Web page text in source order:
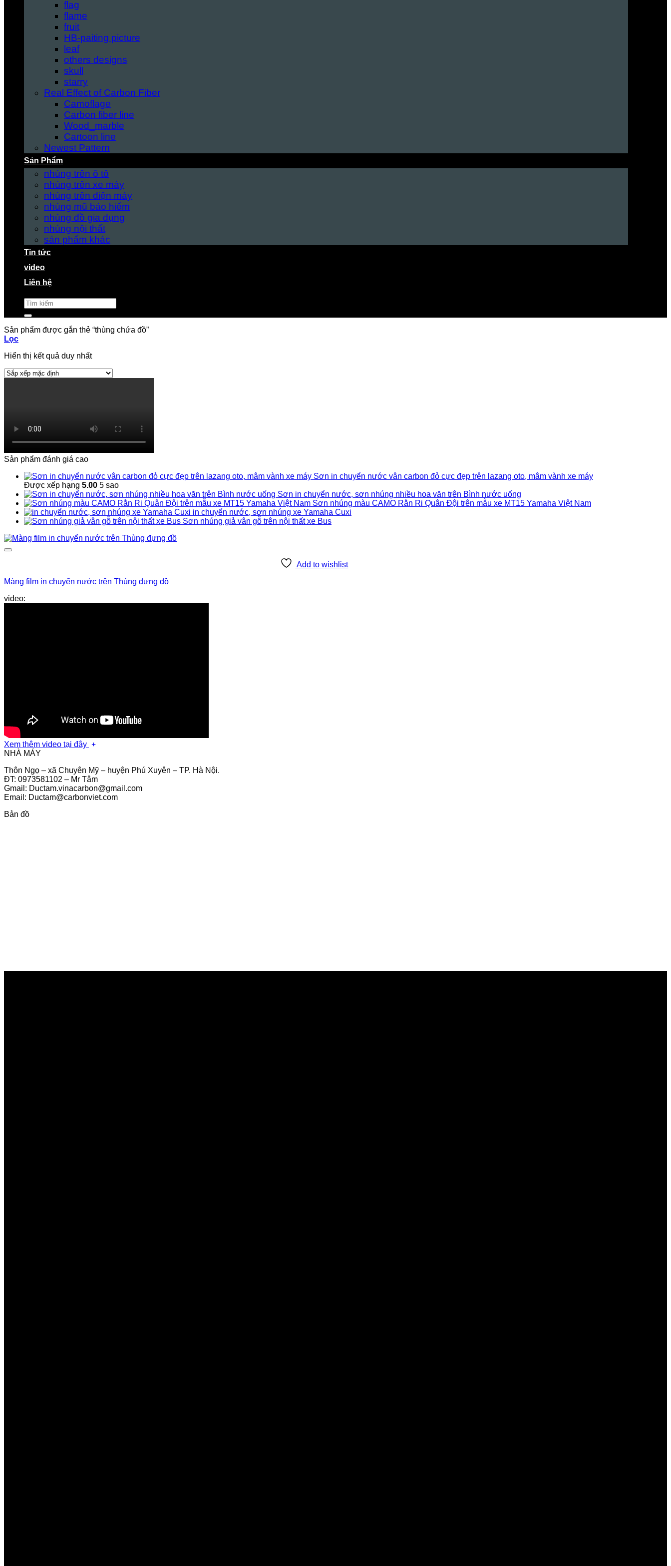
flag
flame
fruit
HB-paiting picture
leaf
others designs
skull
starry
Real Effect of Carbon Fiber
Camoflage
Carbon fiber line
Wood_marble
Cartoon line
Newest Pattern
Sản Phẩm
nhúng trên ô tô
nhúng trên xe máy
nhúng trên điện máy
nhúng mũ bảo hiểm
nhúng đồ gia dụng
nhúng nội thất
sản phẩm khác
Tin tức
video
Liên hệ
Tìm
kiếm:
Sản phẩm được gắn thẻ “thùng chứa đồ”
Lọc
Hiển thị kết quả duy nhất
Sản phẩm đánh giá cao
Sơn in chuyển nước vân carbon đỏ cực đẹp trên lazang oto, mâm vành xe máy
Được xếp hạng 5.00 5 sao
Sơn in chuyển nước, sơn nhúng nhiều hoa văn trên Bình nước uống
Sơn nhúng màu CAMO Rằn Ri Quân Đội trên mẫu xe MT15 Yamaha Việt Nam
in chuyển nước, sơn nhúng xe Yamaha Cuxi
Sơn nhúng giả vân gỗ trên nội thất xe Bus
Add to wishlist
Màng film in chuyển nước trên Thùng đựng đồ
thùng chứa đồ
video:
Xem thêm video tại đây
NHÀ MÁY
Thôn Ngọ – xã Chuyên Mỹ – huyện Phú Xuyên – TP. Hà Nội.
ĐT: 0973581102 – Mr Tâm
Gmail: Ductam.vinacarbon@gmail.com
Email: Ductam@carbonviet.com
Bản đồ